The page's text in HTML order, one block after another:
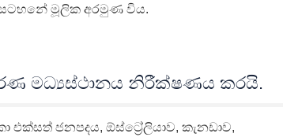
මූලික අරමුණ විය.
මධ්‍යස්ථානය නිරීක්ෂණය කරයි.
එක්සත් ජනපදය, ඕස්ට්‍රේලියාව, කැනඩාව,